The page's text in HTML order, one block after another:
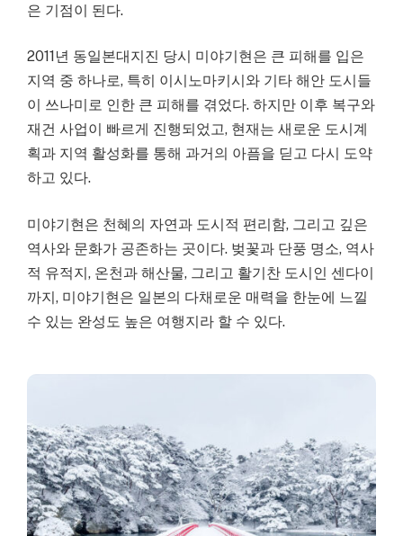
은 기점이 된다.
2011년 동일본대지진 당시 미야기현은 큰 피해를 입은
지역 중 하나로, 특히 이시노마키시와 기타 해안 도시들
이 쓰나미로 인한 큰 피해를 겪었다. 하지만 이후 복구와
재건 사업이 빠르게 진행되었고, 현재는 새로운 도시계
획과 지역 활성화를 통해 과거의 아픔을 딛고 다시 도약
하고 있다.
미야기현은 천혜의 자연과 도시적 편리함, 그리고 깊은
역사와 문화가 공존하는 곳이다. 벚꽃과 단풍 명소, 역사
적 유적지, 온천과 해산물, 그리고 활기찬 도시인 센다이
까지, 미야기현은 일본의 다채로운 매력을 한눈에 느낄
수 있는 완성도 높은 여행지라 할 수 있다.